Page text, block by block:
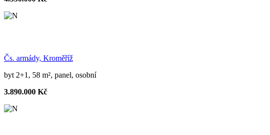
Čs. armády, Kroměříž
byt 2+1, 58 m², panel, osobní
3.890.000 Kč